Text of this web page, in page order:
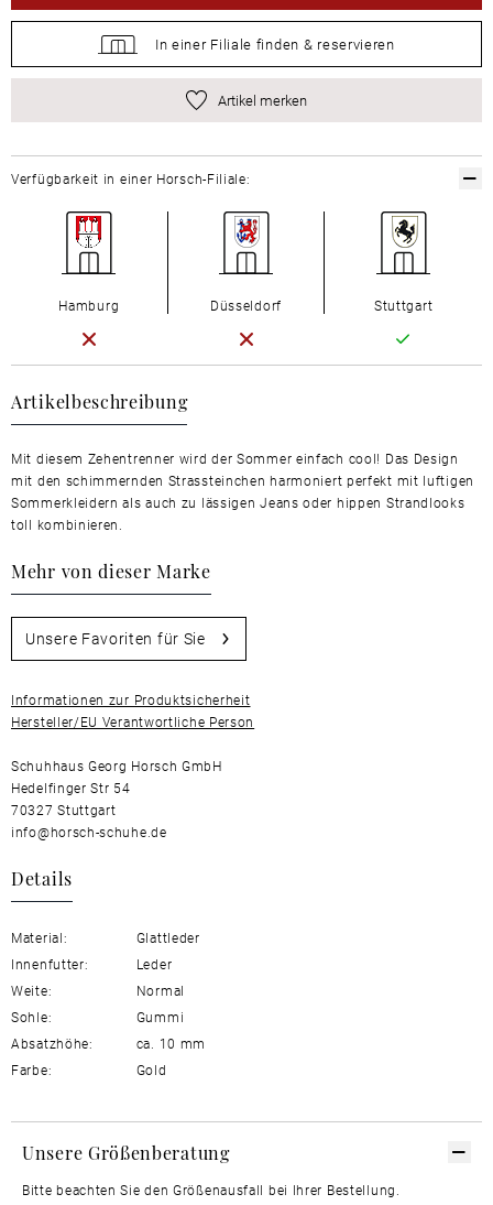
In einer Filiale finden & reservieren
Artikel merken
Artikelbeschreibung
Mit diesem Zehentrenner wird der Sommer einfach cool! Das Design
mit den schimmernden Strassteinchen harmoniert perfekt mit luftigen
Sommerkleidern als auch zu lässigen Jeans oder hippen Strandlooks
toll kombinieren.
Mehr von dieser Marke
Unsere Favoriten für Sie
Informationen zur Produktsicherheit
Hersteller/EU Verantwortliche Person
Schuhhaus Georg Horsch GmbH
Hedelfinger Str 54
70327 Stuttgart
info@horsch-schuhe.de
Details
Material:
Glattleder
Innenfutter:
Leder
Weite:
Normal
Sohle:
Gummi
Absatzhöhe:
ca. 10 mm
Farbe:
Gold
Verfügbarkeit in einer Horsch-Filiale:
Hamburg Düsseldorf Stuttgart
Unsere Größenberatung
Bitte beachten Sie den Größenausfall bei Ihrer Bestellung.